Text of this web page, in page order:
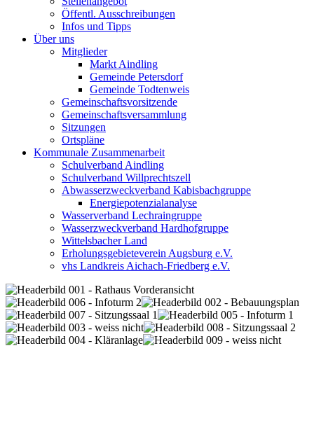
Öffentl. Ausschreibungen
Infos und Tipps
Über uns
Mitglieder
Markt Aindling
Gemeinde Petersdorf
Gemeinde Todtenweis
Gemeinschaftsvorsitzende
Gemeinschaftsversammlung
Sitzungen
Ortspläne
Kommunale Zusammenarbeit
Schulverband Aindling
Schulverband Willprechtszell
Abwasserzweckverband Kabisbachgruppe
Energiepotenzialanalyse
Wasserverband Lechraingruppe
Wasserzweckverband Hardhofgruppe
Wittelsbacher Land
Erholungsgebieteverein Augsburg e.V.
vhs Landkreis Aichach-Friedberg e.V.